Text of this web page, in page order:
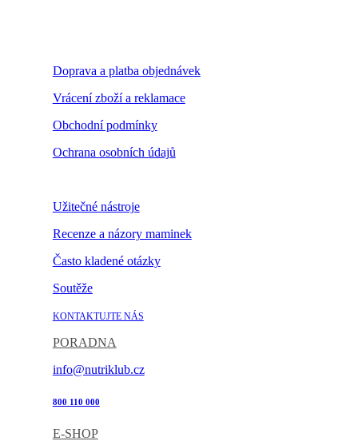
Doprava a platba objednávek
Vrácení zboží a reklamace
Obchodní podmínky
Ochrana osobních údajů
Užitečné nástroje
Recenze a názory maminek
Často kladené otázky
Soutěže
KONTAKTUJTE NÁS
PORADNA
info@nutriklub.cz
800 110 000
E-SHOP